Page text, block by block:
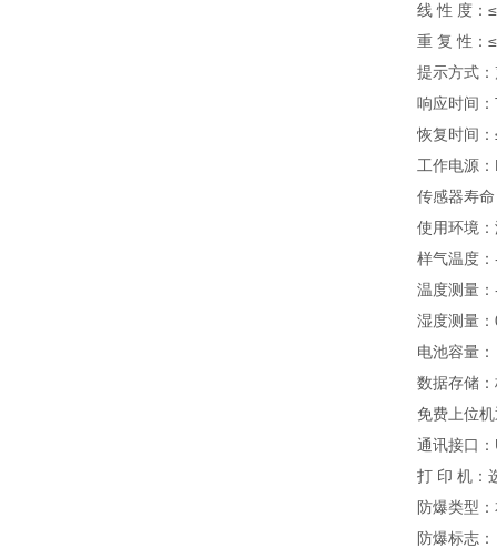
线 性 度：
重 复 性：
提示方式
响应时间
恢复时间
工作电源
传感器寿
使用环境
样气温度
温度测量
湿度测量
电池容量
数据存储
免费上位
通讯接口
打 印 机：
防爆类型
防爆标志